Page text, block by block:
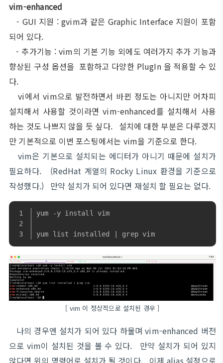
vim-enhanced
- GUI 지원 : gvim과 같은 Graphic Interface 지원이 포함
되어 있다.
- 추가기능 : vim의 기본 기능 외에도 여러가지 추가 기능과
향상된 구성 옵션을 포함하고 다양한 PlugIn 을 적용할 수 있
다.
vi에서 vim으로 발전하면서 바뀐 정도는 아니지만 어차피
설치해서 사용할 것이라면 vim-enhanced를 설치해서 사용
하는 것도 나쁘지 않을 듯 싶다. 설치에 대한 부분은 다루겠지
만 기본적으로 이번 포스팅에서는 vim을 기준으로 한다.
vim은 기본으로 설치되는 에디터가 아니기 때문에 설치가
필요하다. (RedHat 계열의 Rocky Linux 환경을 기준으로
작성했다.) 만약 설치가 되어 있다면 재설치 할 필요는 없다.
yum -y install vim
yum list installed | grep vim
[ vim 이 정상적으로 설치된 경우 ]
나의 경우엔 설치가 되어 있다 하물며 vim-enhanced 버전
으로 vim이 설치된 것을 볼 수 있다. 만약 설치가 되어 있지
않다면 위의 명령어로 설치가 될 것이다. 이제 alias 설정으로